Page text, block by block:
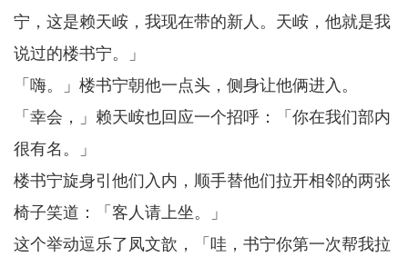
宁，这是赖天峖，我现在带的新人。天峖，他就是我
说过的楼书宁。」
「嗨。」楼书宁朝他一点头，侧身让他俩进入。
「幸会，」赖天峖也回应一个招呼：「你在我们部内
很有名。」
楼书宁旋身引他们入内，顺手替他们拉开相邻的两张
椅子笑道：「客人请上坐。」
这个举动逗乐了凤文歆，「哇，书宁你第一次帮我拉